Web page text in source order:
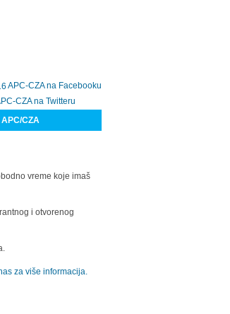
APC-CZA na Facebooku
CZA na Twitteru
CZA
vreme koje imaš
i otvorenog
za više informacija.